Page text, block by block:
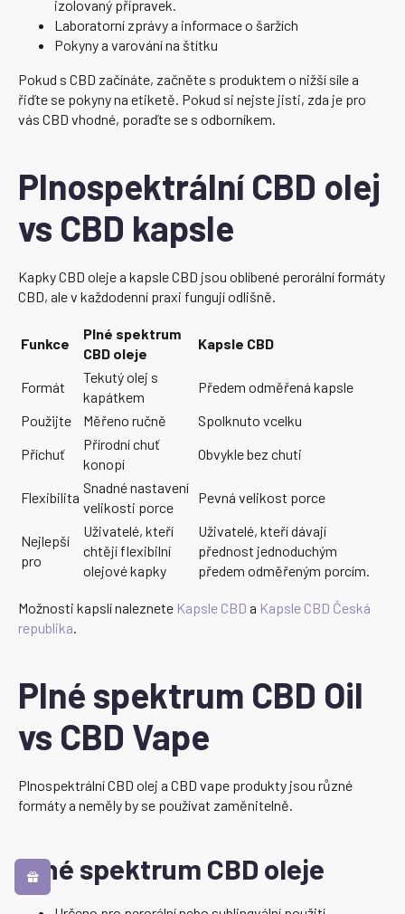
izolovaný přípravek.
Laboratorní zprávy a informace o šaržích
Pokyny a varování na štítku
Pokud s CBD začínáte, začněte s produktem o nižší síle a
řiďte se pokyny na etiketě. Pokud si nejste jisti, zda je pro
vás CBD vhodné, poraďte se s odborníkem.
Plnospektrální CBD olej
vs CBD kapsle
Kapky CBD oleje a kapsle CBD jsou oblíbené perorální formáty
CBD, ale v každodenní praxi fungují odlišně.
Funkce
Plné spektrum
CBD oleje
Kapsle CBD
Formát
Tekutý olej s
kapátkem
Předem odměřená kapsle
Použijte
Měřeno ručně
Spolknuto vcelku
Příchuť
Přírodní chuť
konopí
Obvykle bez chuti
Flexibilita
Snadné nastavení
velikosti porce
Pevná velikost porce
Nejlepší
pro
Uživatelé, kteří
chtějí flexibilní
olejové kapky
Uživatelé, kteří dávají
přednost jednoduchým
předem odměřeným porcím.
Možnosti kapslí naleznete Kapsle CBD a Kapsle CBD Česká
republika.
Plné spektrum CBD Oil
vs CBD Vape
Plnospektrální CBD olej a CBD vape produkty jsou různé
formáty a neměly by se používat zaměnitelně.
Plné spektrum CBD oleje